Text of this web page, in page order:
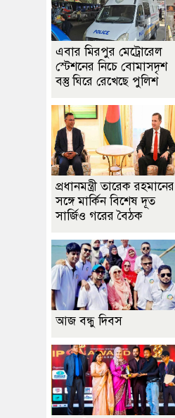
এবার মিরপুর মেট্রোরেল
স্টেশনের নিচে বোমাসদৃশ
বস্তু ঘিরে রেখেছে পুলিশ
প্রধানমন্ত্রী তারেক রহমানের
সঙ্গে মার্কিন বিশেষ দূত
সার্জিও গরের বৈঠক
আজ বন্ধু দিবস